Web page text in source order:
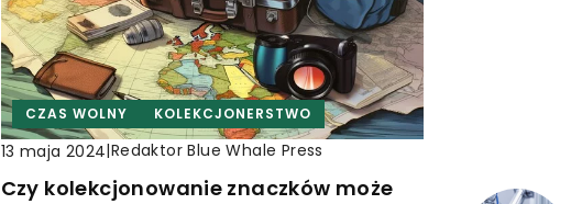
CZAS WOLNY KOLEKCJONERSTWO
13 maja 2024|Redaktor Blue Whale Press
Czy kolekcjonowanie znaczków może